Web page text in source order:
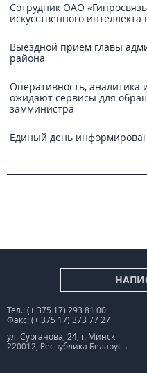
Сотрудник ОАО
искусственного интеллекта
Выездной прием главы
района
Оперативность,
ожидают сервисы для
замминистра
Единый день
Тел.: (+ 375 17) 293 81 00
Факс: (+ 375 17) 373 77 27
ул. Сурганова, 24, г. Минск
220012, Республика Беларусь